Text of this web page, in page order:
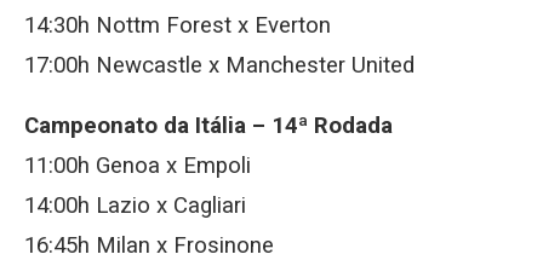
14:30h Nottm Forest x Everton
17:00h Newcastle x Manchester United
Campeonato da Itália – 14ª Rodada
11:00h Genoa x Empoli
14:00h Lazio x Cagliari
16:45h Milan x Frosinone